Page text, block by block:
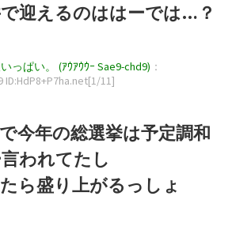
迎えるのははーでは…？
っぱい。 (ｱｳｱｳｳｰ Sae9-chd9) ：
ID:HdP8+P7ha.net[1/11]
今年の総選挙は予定調和
われてたし
ら盛り上がるっしょ